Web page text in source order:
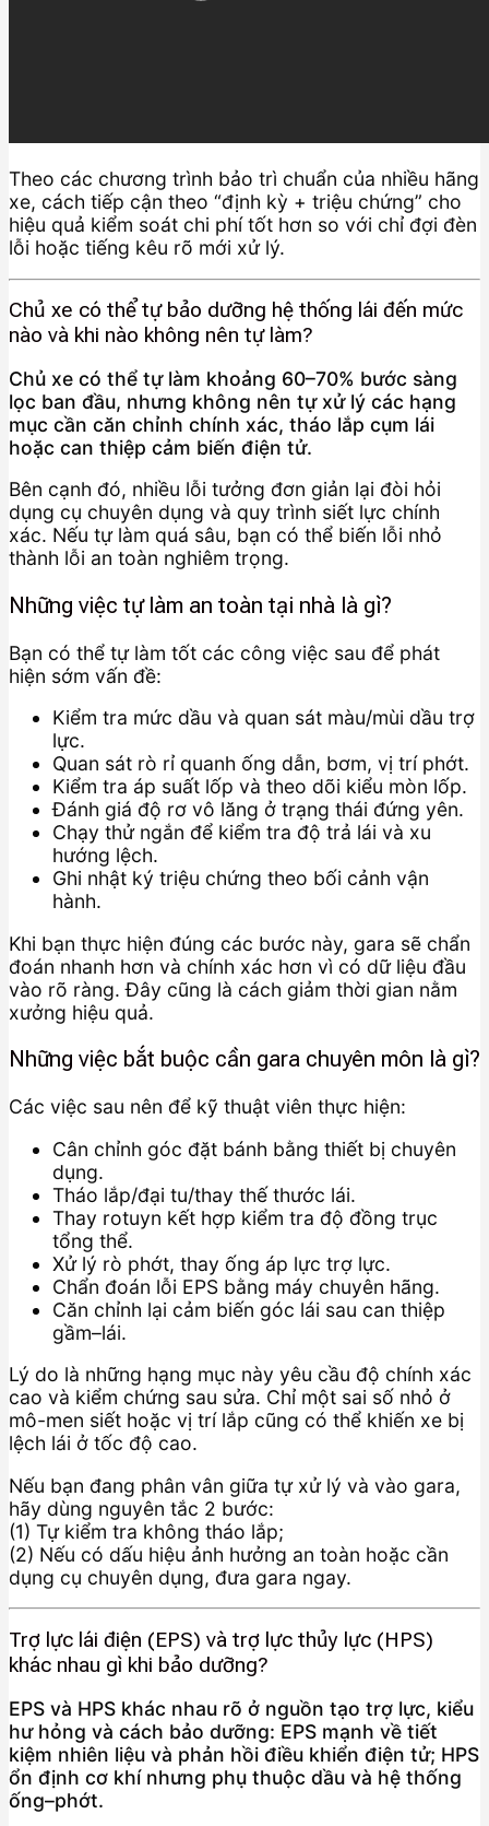
Theo các chương trình bảo trì chuẩn của nhiều hãng
xe, cách tiếp cận theo “định kỳ + triệu chứng” cho
hiệu quả kiểm soát chi phí tốt hơn so với chỉ đợi đèn
lỗi hoặc tiếng kêu rõ mới xử lý.
Chủ xe có thể tự bảo dưỡng hệ thống lái đến mức
nào và khi nào không nên tự làm?
Chủ xe có thể tự làm khoảng 60–70% bước sàng
lọc ban đầu, nhưng không nên tự xử lý các hạng
mục cần căn chỉnh chính xác, tháo lắp cụm lái
hoặc can thiệp cảm biến điện tử.
Bên cạnh đó, nhiều lỗi tưởng đơn giản lại đòi hỏi
dụng cụ chuyên dụng và quy trình siết lực chính
xác. Nếu tự làm quá sâu, bạn có thể biến lỗi nhỏ
thành lỗi an toàn nghiêm trọng.
Những việc tự làm an toàn tại nhà là gì?
Bạn có thể tự làm tốt các công việc sau để phát
hiện sớm vấn đề:
Kiểm tra mức dầu và quan sát màu/mùi dầu trợ
lực.
Quan sát rò rỉ quanh ống dẫn, bơm, vị trí phớt.
Kiểm tra áp suất lốp và theo dõi kiểu mòn lốp.
Đánh giá độ rơ vô lăng ở trạng thái đứng yên.
Chạy thử ngắn để kiểm tra độ trả lái và xu
hướng lệch.
Ghi nhật ký triệu chứng theo bối cảnh vận
hành.
Khi bạn thực hiện đúng các bước này, gara sẽ chẩn
đoán nhanh hơn và chính xác hơn vì có dữ liệu đầu
vào rõ ràng. Đây cũng là cách giảm thời gian nằm
xưởng hiệu quả.
Những việc bắt buộc cần gara chuyên môn là gì?
Các việc sau nên để kỹ thuật viên thực hiện:
Cân chỉnh góc đặt bánh bằng thiết bị chuyên
dụng.
Tháo lắp/đại tu/thay thế thước lái.
Thay rotuyn kết hợp kiểm tra độ đồng trục
tổng thể.
Xử lý rò phớt, thay ống áp lực trợ lực.
Chẩn đoán lỗi EPS bằng máy chuyên hãng.
Căn chỉnh lại cảm biến góc lái sau can thiệp
gầm–lái.
Lý do là những hạng mục này yêu cầu độ chính xác
cao và kiểm chứng sau sửa. Chỉ một sai số nhỏ ở
mô-men siết hoặc vị trí lắp cũng có thể khiến xe bị
lệch lái ở tốc độ cao.
Nếu bạn đang phân vân giữa tự xử lý và vào gara,
hãy dùng nguyên tắc 2 bước:
(1) Tự kiểm tra không tháo lắp;
(2) Nếu có dấu hiệu ảnh hưởng an toàn hoặc cần
dụng cụ chuyên dụng, đưa gara ngay.
Trợ lực lái điện (EPS) và trợ lực thủy lực (HPS)
khác nhau gì khi bảo dưỡng?
EPS và HPS khác nhau rõ ở nguồn tạo trợ lực, kiểu
hư hỏng và cách bảo dưỡng: EPS mạnh về tiết
kiệm nhiên liệu và phản hồi điều khiển điện tử; HPS
ổn định cơ khí nhưng phụ thuộc dầu và hệ thống
ống–phớt.